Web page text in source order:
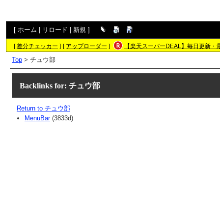
[ ホーム リロード 新規 ]
[差分チェッカー ] [ アップローダー ] 【楽天スーパーDEAL】毎日更新・
Top > チュウ部
Backlinks for: チュウ部
Return to チュウ部
MenuBar(3833d)